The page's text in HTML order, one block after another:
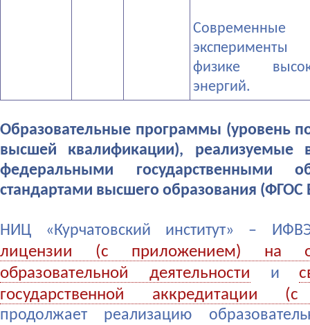
­Современные
физике
энергий.
Образовательные программы (уровень
высшей квалификации), реализуемые
федеральными государственными
стандартами высшего образования (ФГОС
НИЦ «Курчатовский институт» –
лицензии (с приложением) на
образовательной деятельности и
государственной аккредитации
продолжает реализацию